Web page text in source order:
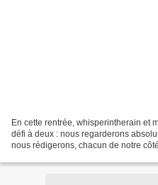
En cette rentrée, whisperintherain et
défi à deux : nous regarderons
nous rédigerons, chacun de notre